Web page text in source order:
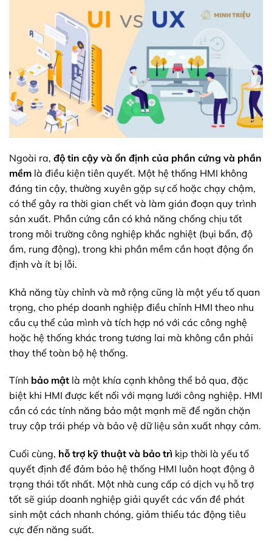
Ngoài ra, độ tin cậy và ổn định của phần cứng và phần
mềm là điều kiện tiên quyết. Một hệ thống HMI không
đáng tin cậy, thường xuyên gặp sự cố hoặc chạy chậm,
có thể gây ra thời gian chết và làm gián đoạn quy trình
sản xuất. Phần cứng cần có khả năng chống chịu tốt
trong môi trường công nghiệp khắc nghiệt (bụi bẩn, độ
ẩm, rung động), trong khi phần mềm cần hoạt động ổn
định và ít bị lỗi.
Khả năng tùy chỉnh và mở rộng cũng là một yếu tố quan
trọng, cho phép doanh nghiệp điều chỉnh HMI theo nhu
cầu cụ thể của mình và tích hợp nó với các công nghệ
hoặc hệ thống khác trong tương lai mà không cần phải
thay thế toàn bộ hệ thống.
Tính bảo mật là một khía cạnh không thể bỏ qua, đặc
biệt khi HMI được kết nối với mạng lưới công nghiệp. HMI
cần có các tính năng bảo mật mạnh mẽ để ngăn chặn
truy cập trái phép và bảo vệ dữ liệu sản xuất nhạy cảm.
Cuối cùng, hỗ trợ kỹ thuật và bảo trì kịp thời là yếu tố
quyết định để đảm bảo hệ thống HMI luôn hoạt động ở
trạng thái tốt nhất. Một nhà cung cấp có dịch vụ hỗ trợ
tốt sẽ giúp doanh nghiệp giải quyết các vấn đề phát
sinh một cách nhanh chóng, giảm thiểu tác động tiêu
cực đến năng suất.